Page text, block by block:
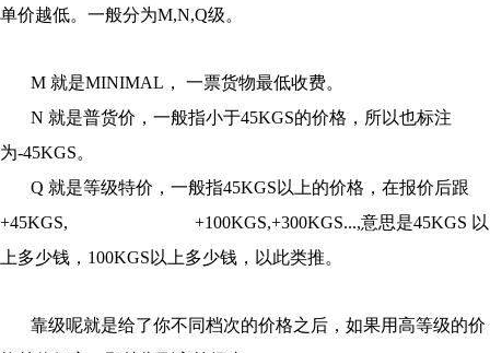
单价越低。一般分为M,N,Q级。
M 就是MINIMAL， 一票货物最低收费。
N 就是普货价，一般指小于45KGS的价格，所以也标注
为-45KGS。
Q 就是等级特价，一般指45KGS以上的价格，在报价后跟
+45KGS, +100KGS,+300KGS...,意思是45KGS 以
上多少钱，100KGS以上多少钱，以此类推。
靠级呢就是给了你不同档次的价格之后，如果用高等级的价